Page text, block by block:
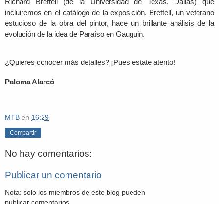
Richard Brettell (de la Universidad de Texas, Dallas) que
incluiremos en el catálogo de la exposición. Brettell, un veterano
estudioso de la obra del pintor, hace un brillante análisis de la
evolución de la idea de Paraíso en Gauguin.
¿Quieres conocer más detalles? ¡Pues estate atento!
Paloma Alarcó
MTB en 16:29
Compartir
No hay comentarios:
Publicar un comentario
Nota: solo los miembros de este blog pueden
publicar comentarios.